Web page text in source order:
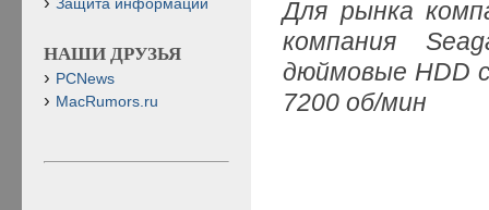
Для рынка
компания
дюймовые HDD
7200 об/мин
Защита информации
НАШИ ДРУЗЬЯ
PCNews
MacRumors.ru